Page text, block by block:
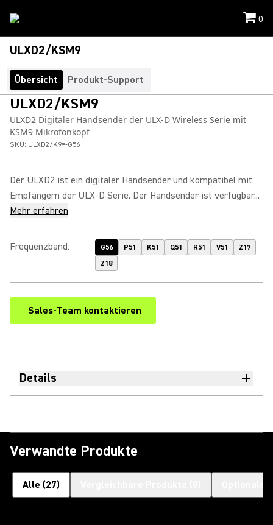
0
ULXD2/KSM9
Übersicht Produkt-Support
ULXD2/KSM9
ULXD2 Digitaler Handsender der ULX-D Wireless Serie mit
KSM9 Mikrofonkopf
SKU: ULXD2/K9=-G56
Der ULXD2 ist ein digitaler Handsender und kompatibel mit
Empfängern der ULX-D Serie. Der Handsender ist verfügbar...
Mehr erfahren
Frequenzband: G56 P51 K51 Q51 R51 V51
Z17
Z18
Sales-Team kontaktieren
Details
Verwandte Produkte
Alle (27)